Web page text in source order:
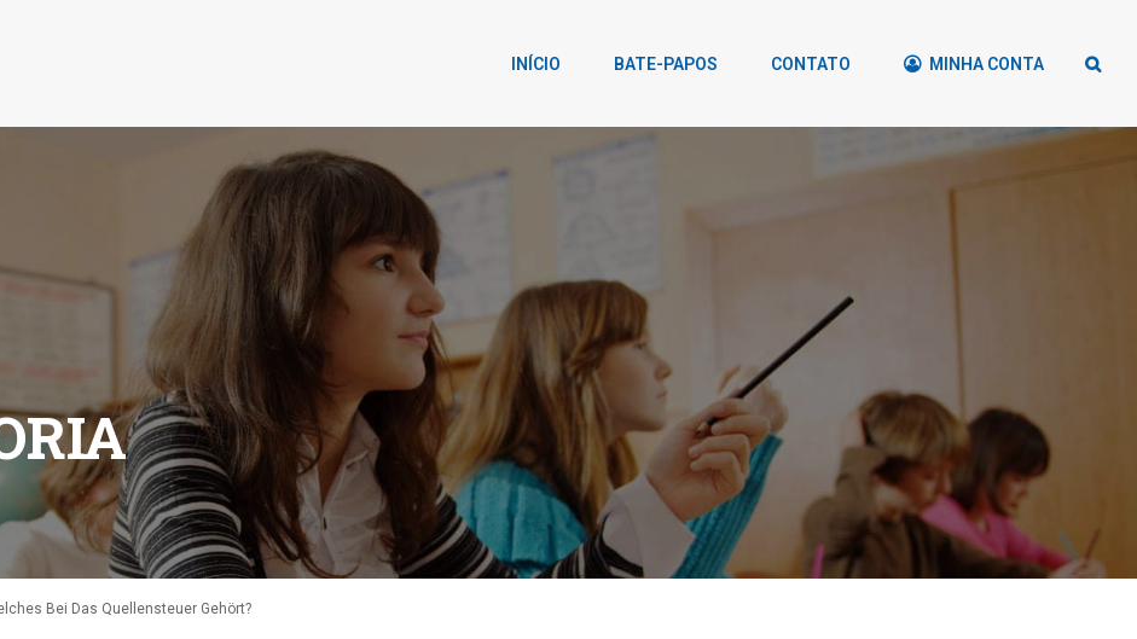
INÍCIO BATE-PAPOS CONTATO MINHA CONTA
Bei Das Quellensteuer Gehört?